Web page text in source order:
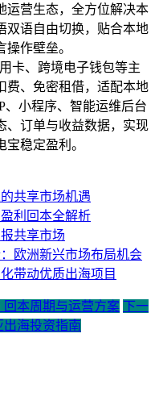
运营生态，全方位解决本
双语自由切换，贴合本地
作壁垒。
卡、跨境电子钱包等主
费、免密租借，适配本地
、小程序、智能运维后台
、订单与收益数据，实现
稳定盈利。
共享市场机遇
利回本全解析
共享市场
欧洲新兴市场布局机会
带动优质出海项目
回本周期与运营方案 下一
出海投资指南